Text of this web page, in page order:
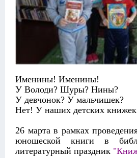
Именины! Именины!
У Володи? Шуры? Нины?
У девчонок? У мальчишек?
Нет! У наших детских
26 марта в рамках
юношеской книги в
литературный праздник